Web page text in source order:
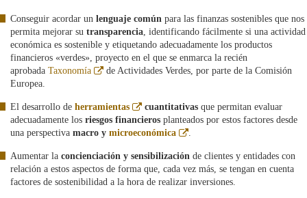
Conseguir acordar un lenguaje común para las finanzas sostenibles que nos
permita mejorar su transparencia , identificando fácilmente si una actividad
económica es sostenible y etiquetando adecuadamente los productos
financieros «verdes», proyecto en el que se enmarca la recién
aprobada Taxonomía
Abre
de Actividades Verdes, por parte de la Comisión
Europea.
El desarrollo de herramientas
Abre
en
ventana
nueva
cuantitativas que permitan evaluar
adecuadamente los riesgos financieros planteados por estos factores desde
una perspectiva macro y microeconómica
Abre
ventana
nueva
Aumentar la concienciación y sensibilización de clientes y entidades con
relación a estos aspectos de forma que, cada vez más, se tengan en cuenta
factores de sostenibilidad a la hora de realizar inversiones.